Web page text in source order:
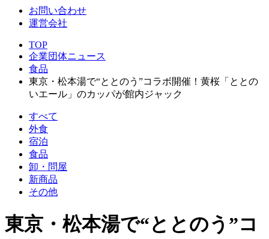
お問い合わせ
運営会社
TOP
企業団体ニュース
食品
東京・松本湯で“ととのう”コラボ開催！黄桜「ととの
いエール」のカッパが館内ジャック
すべて
外食
宿泊
食品
卸・問屋
新商品
その他
東京・松本湯で“ととのう”コ